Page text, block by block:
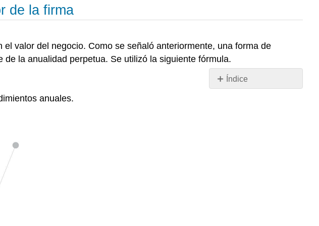
de la firma
Índice
Sin
valor del negocio. Como se señaló anteriormente, una forma de
la anualidad perpetua. Se utilizó la siguiente fórmula.
anuales.